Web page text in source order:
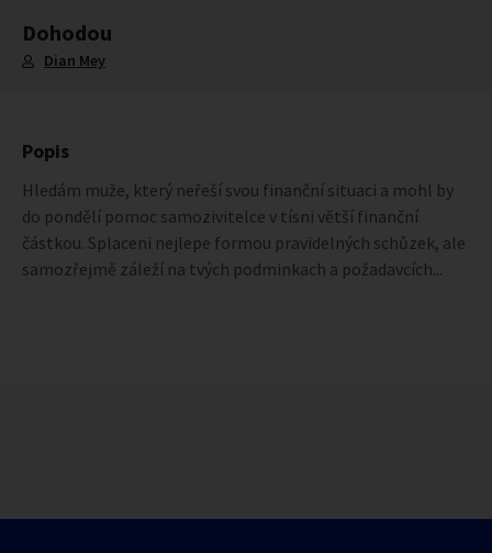
Dohodou
Dian Mey
Popis
Hledám muže, který neřeší svou finanční situaci a mohl by
do pondělí pomoc samozivitelce v tísni větší finanční
částkou. Splaceni nejlepe formou pravidelných schůzek, ale
samozřejmě záleží na tvých podminkach a požadavcích...